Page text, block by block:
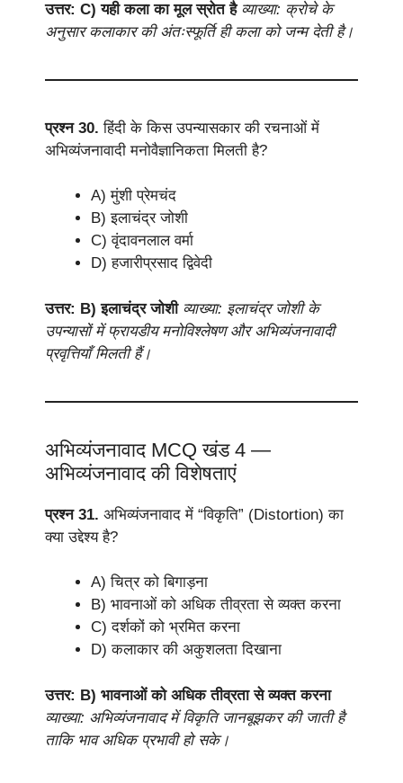
उत्तर: C) यही कला का मूल स्रोत है व्याख्या: क्रोचे के
अनुसार कलाकार की अंतःस्फूर्ति ही कला को जन्म देती है।
प्रश्न 30. हिंदी के किस उपन्यासकार की रचनाओं में
अभिव्यंजनावादी मनोवैज्ञानिकता मिलती है?
A) मुंशी प्रेमचंद
B) इलाचंद्र जोशी
C) वृंदावनलाल वर्मा
D) हजारीप्रसाद द्विवेदी
उत्तर: B) इलाचंद्र जोशी व्याख्या: इलाचंद्र जोशी के
उपन्यासों में फ्रायडीय मनोविश्लेषण और अभिव्यंजनावादी
प्रवृत्तियाँ मिलती हैं।
अभिव्यंजनावाद MCQ खंड 4 —
अभिव्यंजनावाद की विशेषताएं
प्रश्न 31. अभिव्यंजनावाद में “विकृति” (Distortion) का
क्या उद्देश्य है?
A) चित्र को बिगाड़ना
B) भावनाओं को अधिक तीव्रता से व्यक्त करना
C) दर्शकों को भ्रमित करना
D) कलाकार की अकुशलता दिखाना
उत्तर: B) भावनाओं को अधिक तीव्रता से व्यक्त करना
व्याख्या: अभिव्यंजनावाद में विकृति जानबूझकर की जाती है
ताकि भाव अधिक प्रभावी हो सके।